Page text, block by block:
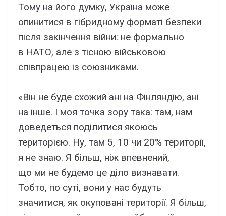
Тому на його думку, Україна може
опинитися в гібридному форматі безпеки
після закінчення війни: не формально
в НАТО, але з тісною військовою
співпрацею із союзниками.
«Він не буде схожий ані на Фінляндію, ані
на інше. І моя точка зору така: там, нам
доведеться поділитися якоюсь
територією. Ну, там 5, 10 чи 20% території,
я не знаю. Я більш, ніж впевнений,
що ми не будемо це діло визнавати.
Тобто, по суті, вони у нас будуть
значитися, як окуповані території. Я більш,